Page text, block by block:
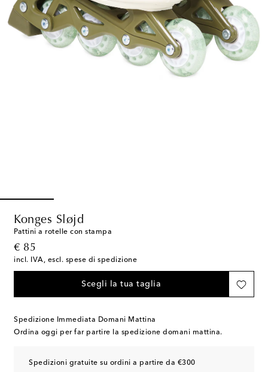
Konges Sløjd
Pattini a rotelle con stampa
€ 85
original price
incl. IVA, escl. spese di spedizione
Scegli la tua taglia
Spedizione Immediata Domani Mattina
Ordina oggi per far partire la spedizione domani mattina.
Spedizioni gratuite su ordini a partire da €300